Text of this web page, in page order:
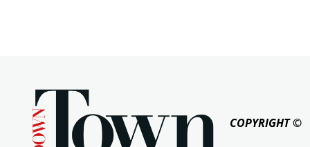
COPYRIGHT ©